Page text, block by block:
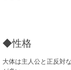
◆性格
大体は主人公と正反対